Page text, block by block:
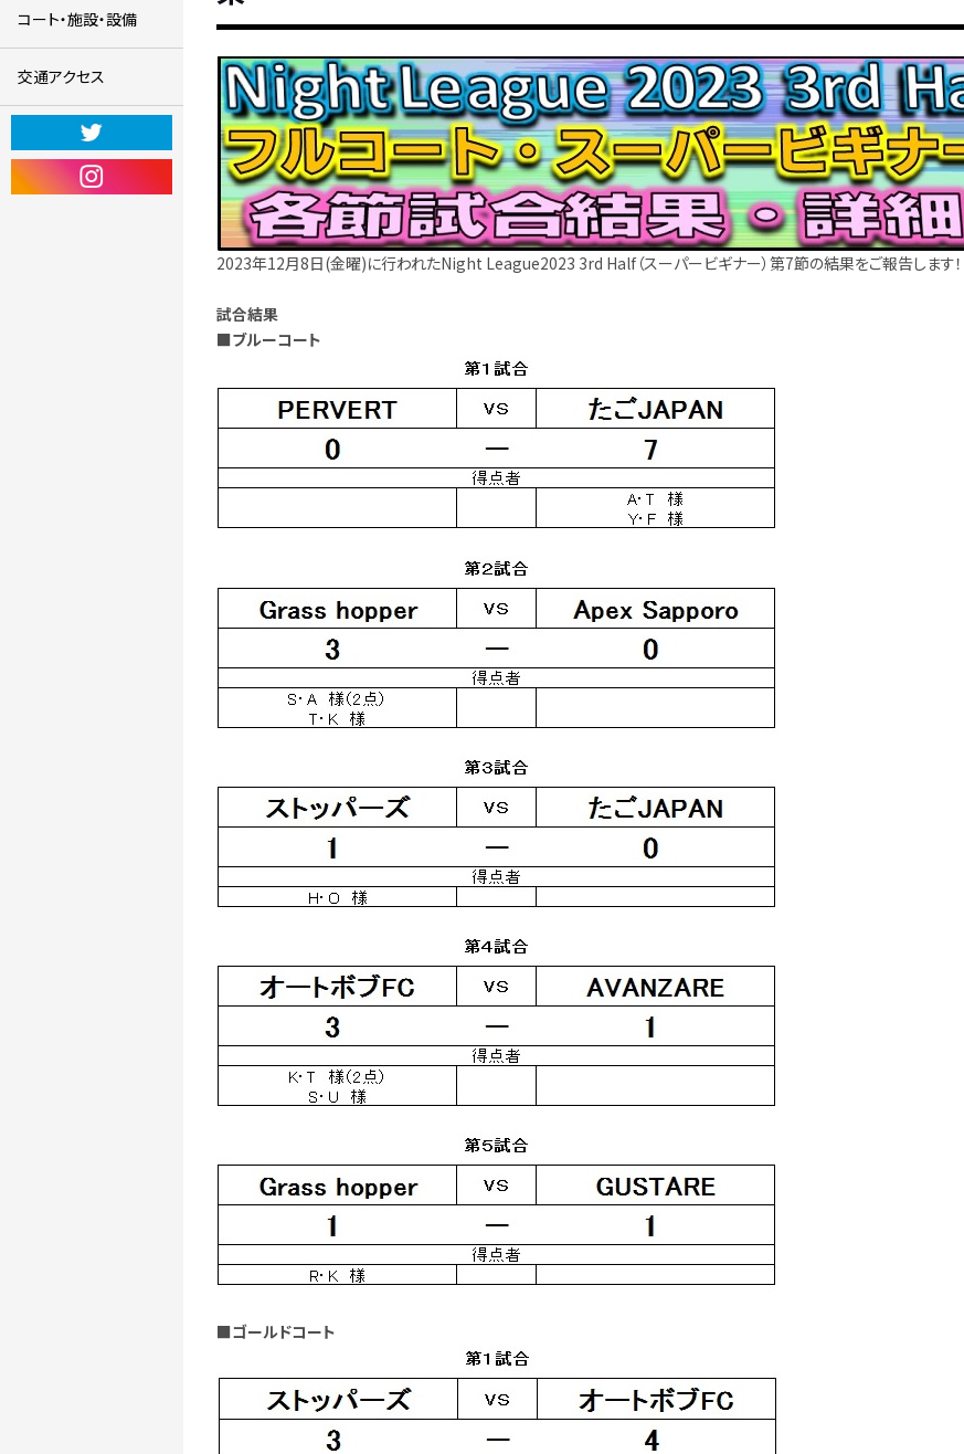
コート・施設・設備
交通アクセス
2023年12月8日(金曜)に行われたNight League2023 3rd Half（スーパービギナー）第7節の結果をご報告します！
試合結果
■ブルーコート
■ゴールドコート